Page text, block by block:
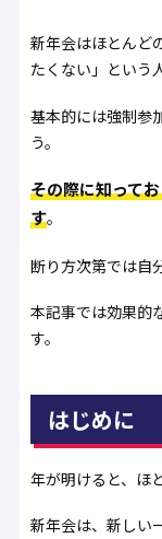
新年会はほとんど
たくない」という
基本的には強制参
う。
その際に知って
す。
断り方次第では自
本記事では効果的
す。
はじめに
年が明けると、ほ
新年会は、新しい